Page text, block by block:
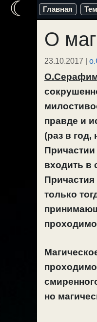
Перейти
содержимому
Главная
О
23.10.2017 |
правде и
(раз в
входить в
Причастия
только
но
☾